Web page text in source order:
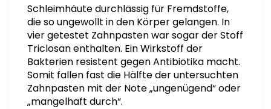
Schleimhäute durchlässig für Fremdstoffe,
die so ungewollt in den Körper gelangen. In
vier getestet Zahnpasten war sogar der Stoff
Triclosan enthalten. Ein Wirkstoff der
Bakterien resistent gegen Antibiotika macht.
Somit fallen fast die Hälfte der untersuchten
Zahnpasten mit der Note „ungenügend“ oder
„mangelhaft durch“.